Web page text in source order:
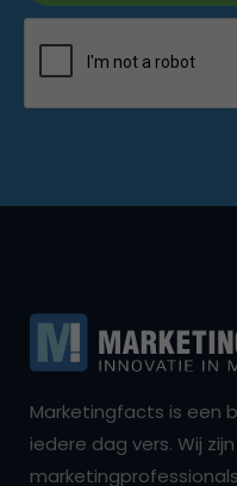
Marketingfacts is een
iedere dag vers. Wij